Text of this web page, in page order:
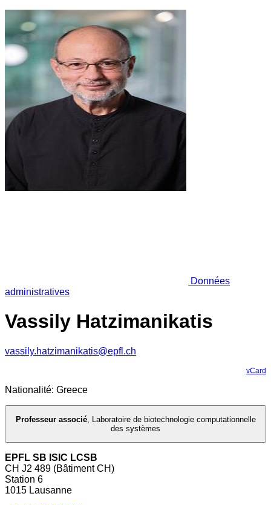
Données
administratives
Vassily Hatzimanikatis
vassily.hatzimanikatis@epfl.ch
vCard
Nationalité: Greece
Professeur associé, Laboratoire de biotechnologie computationnelle
des systèmes
EPFL SB ISIC LCSB
CH J2 489 (Bâtiment CH)
Station 6
1015 Lausanne